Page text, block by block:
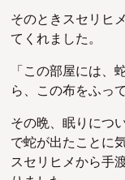
そのときスセリヒ
てくれました。
「この部屋には、
ら、この布をふっ
その晩、眠りにつ
で蛇が出たことに
スセリヒメから手